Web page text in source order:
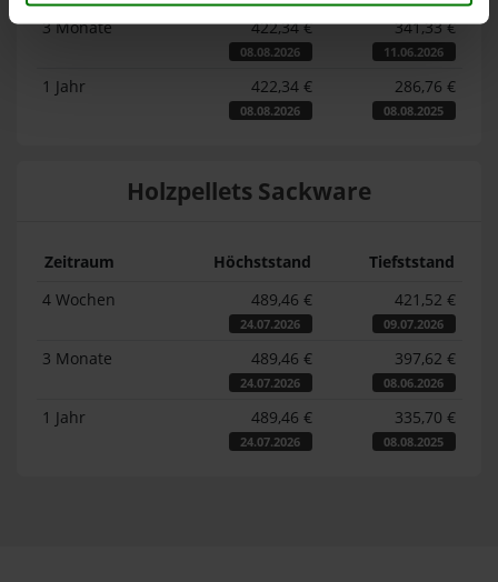
3 Monate 422,34 €
08.08.2026
341,33 €
11.06.2026
1 Jahr 422,34 €
08.08.2026
286,76 €
08.08.2025
Holzpellets Sackware
Zeitraum Höchststand
Tiefststand
4 Wochen
489,46 €
24.07.2026
421,52 €
09.07.2026
3 Monate 489,46 €
24.07.2026
397,62 €
08.06.2026
1 Jahr 489,46 €
24.07.2026
335,70 €
08.08.2025